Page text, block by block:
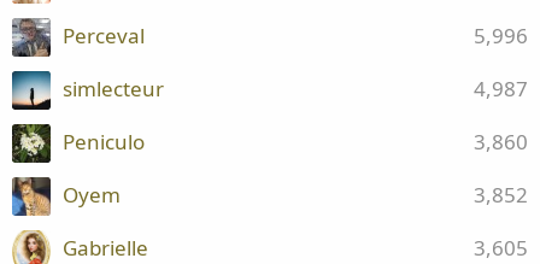
5,996
Perceval
4,987
simlecteur
3,860
Peniculo
3,852
Oyem
3,605
Gabrielle